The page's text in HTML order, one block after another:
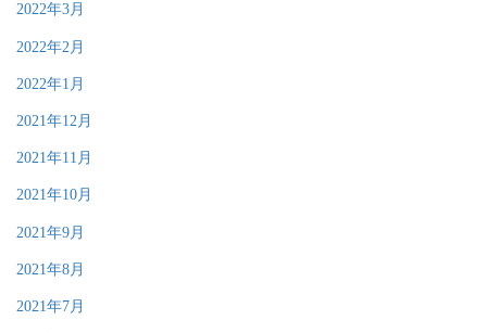
2022年3月
2022年2月
2022年1月
2021年12月
2021年11月
2021年10月
2021年9月
2021年8月
2021年7月